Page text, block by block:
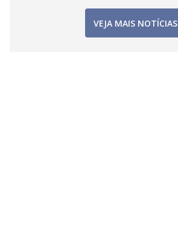
VEJA MAIS NOTÍCIAS